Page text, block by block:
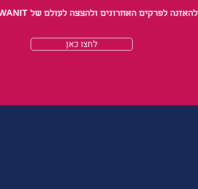
להאזנה לפרקים האחרונים ולהצצה לעולם של TAIWANIT
לחצו כאן